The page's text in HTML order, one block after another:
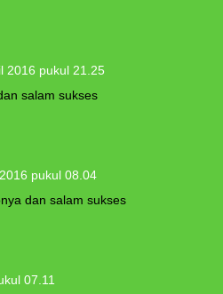
2016 pukul 21.25
salam sukses
pukul 08.04
dan salam sukses
07.11